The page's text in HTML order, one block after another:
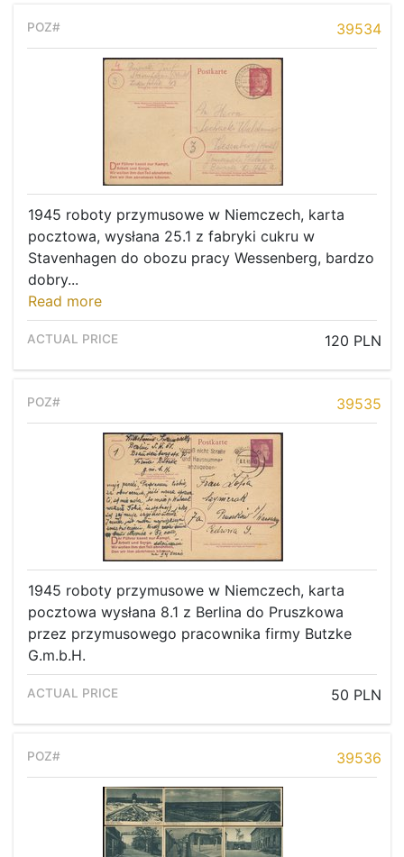
39534
1945 roboty przymusowe w Niemczech, karta
pocztowa, wysłana 25.1 z fabryki cukru w
Stavenhagen do obozu pracy Wessenberg, bardzo
dobry...
Read more
120 PLN
39535
1945 roboty przymusowe w Niemczech, karta
pocztowa wysłana 8.1 z Berlina do Pruszkowa
przez przymusowego pracownika firmy Butzke
G.m.b.H.
50 PLN
39536